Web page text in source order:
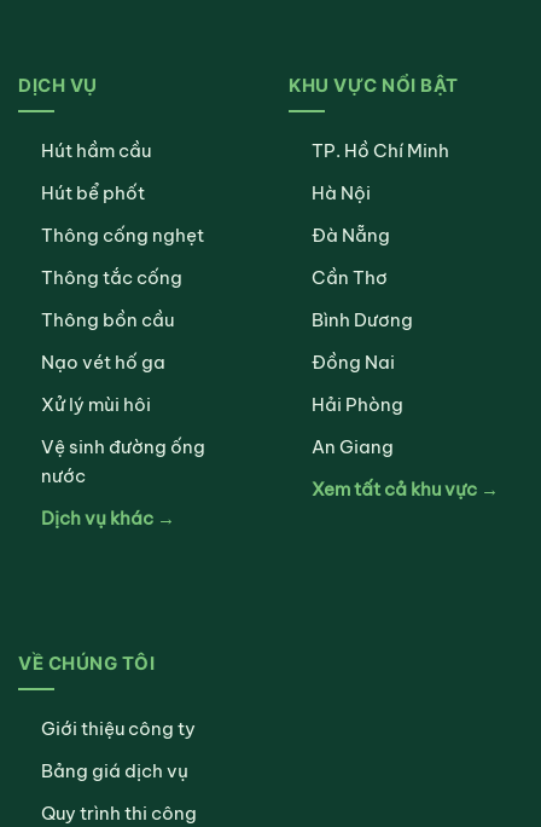
DỊCH VỤ
Hút hầm cầu
Hút bể phốt
Thông cống nghẹt
Thông tắc cống
Thông bồn cầu
Nạo vét hố ga
Xử lý mùi hôi
Vệ sinh đường ống
nước
Dịch vụ khác →
KHU VỰC NỔI BẬT
TP. Hồ Chí Minh
Hà Nội
Đà Nẵng
Cần Thơ
Bình Dương
Đồng Nai
Hải Phòng
An Giang
Xem tất cả khu vực →
VỀ CHÚNG TÔI
Giới thiệu công ty
Bảng giá dịch vụ
Quy trình thi công